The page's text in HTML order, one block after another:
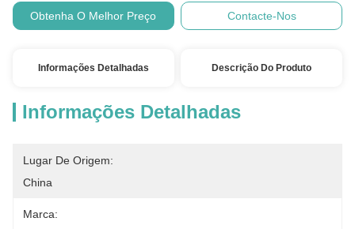
Obtenha O Melhor Preço Contacte-Nos
Informações Detalhadas Descrição Do Produto
Informações Detalhadas
Lugar De Origem:
China
Marca: